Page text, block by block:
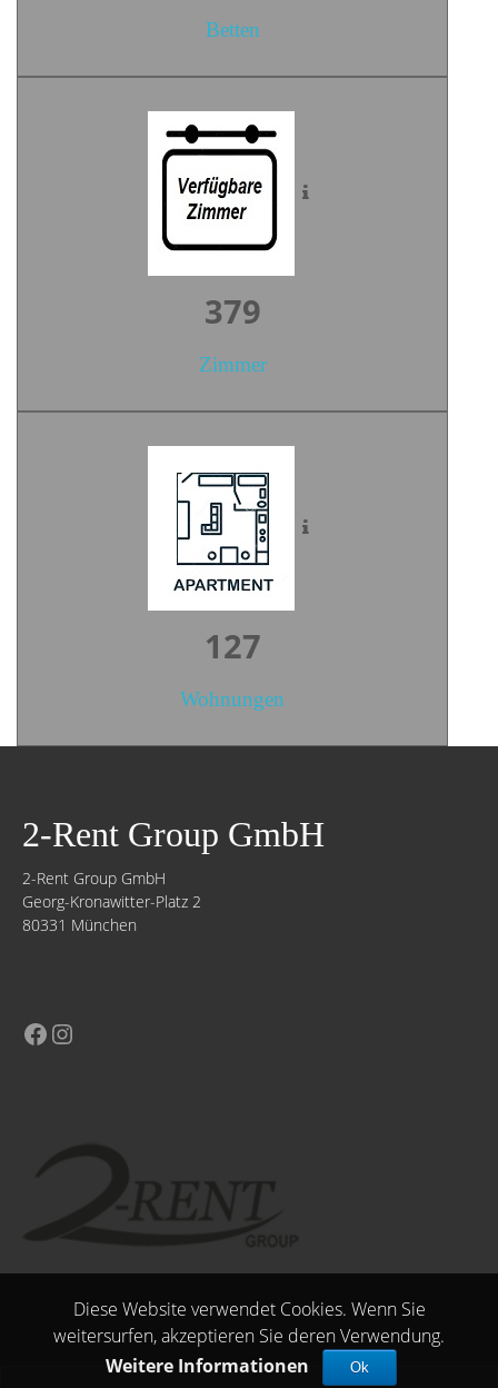
Betten
527
Zimmer
176
Wohnungen
2-Rent Group GmbH
2-Rent Group GmbH
Georg-Kronawitter-Platz 2
80331 München
Diese Website verwendet Cookies. Wenn Sie
weitersurfen, akzeptieren Sie deren Verwendung.
Weitere Informationen
Ok